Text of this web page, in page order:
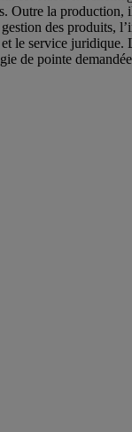
Outre la production,
des produits,
le service juridique.
de pointe